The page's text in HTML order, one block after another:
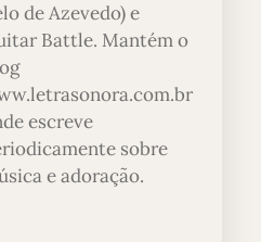
de Azevedo) e
Battle. Mantém o
escreve
sobre
e adoração.